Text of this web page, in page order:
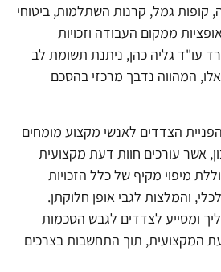
קופות גמל, קרנות השתלמות, ביטוחי
ממקום העבודה וזכויות
עו"ד גליה כהן, ניתנת תשומת לב
המהווה נדבך מרכזי בהסכם
הצדדים לאנשי מקצוע מומחים
אשר עורכים חוות דעת מקצועית
מיפוי מקיף של כלל הזכויות
והמלצות לגבי אופן חלוקתן.
ומסייע לצדדים לגבש הסכמות
המקצועית, תוך התחשבות בצרכים